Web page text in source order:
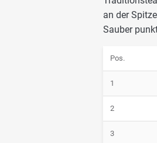
an der
Sauber
Pos.
1
2
3